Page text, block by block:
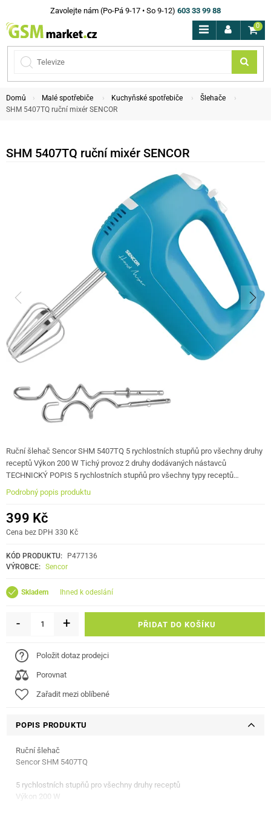
Zavolejte nám (Po-Pá 9-17 • So 9-12) 603 33 99 88
0
Domů Malé spotřebiče Kuchyňské spotřebiče
Šlehače
SHM 5407TQ ruční mixér SENCOR
SHM 5407TQ ruční mixér SENCOR
Ruční šlehač Sencor SHM 5407TQ 5 rychlostních stupňů pro všechny druhy
receptů Výkon 200 W Tichý provoz 2 druhy dodávaných nástavců
TECHNICKÝ POPIS 5 rychlostních stupňů pro všechny typy receptů…
Podrobný popis produktu
399 Kč
Cena bez DPH 330 Kč
KÓD PRODUKTU:
P477136
VÝROBCE: Sencor
Skladem ihned k odeslání
- + PŘIDAT DO KOŠÍKU
Položit dotaz prodejci
Porovnat
Zařadit mezi oblíbené
POPIS PRODUKTU
Ruční šlehač
Sencor SHM 5407TQ
5 rychlostních stupňů pro všechny druhy receptů
Výkon 200 W